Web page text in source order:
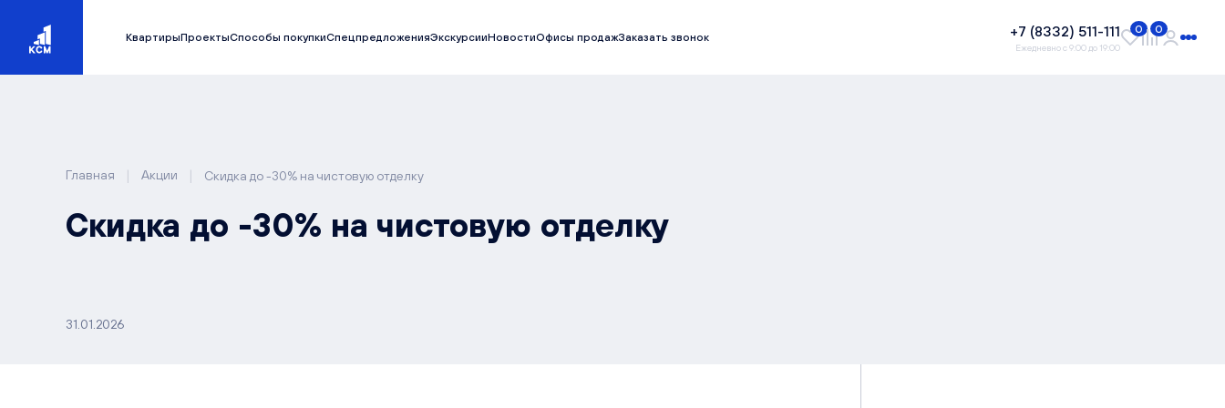
КвартирыПроектыСпособы покупкиСпецпредложенияЭкскурсииНовостиОфисы продажЗаказать звонок +7 (8332) 511-111
Ежедневно с 9:00 до 19:00
0 0
Главная | Акции | Скидка до -30% на чистовую отделку
Скидка до -30% на чистовую отделку
31.01.2026